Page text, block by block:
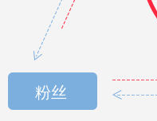
粉丝